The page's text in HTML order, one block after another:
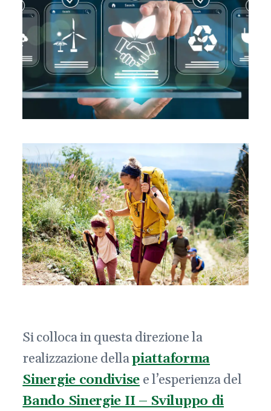
Si colloca in questa direzione la
realizzazione dellapiattaforma
Sinergie condivisee l’esperienza del
Bando Sinergie II – Sviluppo di